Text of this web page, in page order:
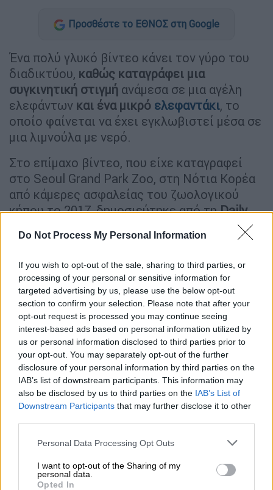
Do Not Process My Personal Information
If you wish to opt-out of the sale, sharing to third parties, or
processing of your personal or sensitive information for
targeted advertising by us, please use the below opt-out
section to confirm your selection. Please note that after your
opt-out request is processed you may continue seeing
interest-based ads based on personal information utilized by
us or personal information disclosed to third parties prior to
your opt-out. You may separately opt-out of the further
disclosure of your personal information by third parties on the
IAB’s list of downstream participants. This information may
also be disclosed by us to third parties on the IAB’s List of
Downstream Participants that may further disclose it to other
Please note that this website/app uses one or more Google
not limited to your visit or usage behaviour. You may click to
grant or deny consent to Google and its third-party tags to
Personal Data Processing Opt Outs
I want to opt-out of the Sharing of my
personal data.
Opted In
Προσθέστε το ΕΘΝΟΣ στη Google
Ένα πολύ γλυκό βίντεο κάνει τον γύρο του
διαδικτύου, καθώς καταγράφει μια
συγκινητική στιγμή ανάμεσα σε μια αγέλη
ελεφάντων και ένα μικρό ελεφαντάκι, το
οποίο φαίνεται να έχει εγκλωβιστεί μέσα σε
μια λιμνούλα με νερό.
Στο επίμαχο βίντεο, που είχε καταγραφεί
στο Seoul Grand Park Zoo, στη Νότια Κορέα
από κάμερες ασφαλείας του ζωολογικού
κήπου το 2017, δημοσιεύτηκε από τηDaily
ΔΙΑΒΑΣΤΕ ΕΠΙΣΗΣ
Lifestyle|29.06.2026 13:12
Γενέθλια από χρυσάφι:
Υπερπολυτελές πάρτι στις
Βερσαλλίες για Κάνιε Γουέστ και
Μπιάνκα Σενσόρι
Κόσμος 29.06.2026 14:20
Ξεμένει η Ευρώπη από νερό; Η
«καλοκαιρινή παγίδα» και γιατί η
Ελλάδα βρίσκεται βαθιά στη ζώνη